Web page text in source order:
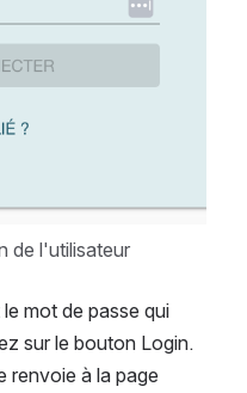
de l'utilisateur
mot de passe qui
sur le bouton Login.
renvoie à la page